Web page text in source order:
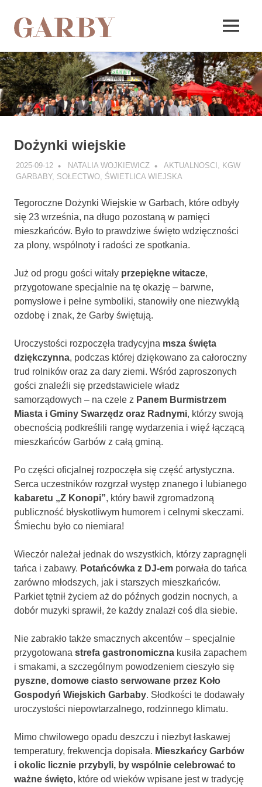
Skip
to
content
MENU
Dożynki wiejskie
2025-09-12 NATALIA WOJKIEWICZ AKTUALNOSCI
KGW
GARBABY, SOŁECTWO, ŚWIETLICA WIEJSKA
Tegoroczne Dożynki Wiejskie w Garbach, które odbyły
się 23 września, na długo pozostaną w pamięci
mieszkańców. Było to prawdziwe święto wdzięczności
za plony, wspólnoty i radości ze spotkania.
Już od progu gości witały przepiękne witacze,
przygotowane specjalnie na tę okazję – barwne,
pomysłowe i pełne symboliki, stanowiły one niezwykłą
ozdobę i znak, że Garby świętują.
Uroczystości rozpoczęła tradycyjna msza święta
dziękczynna, podczas której dziękowano za całoroczny
trud rolników oraz za dary ziemi. Wśród zaproszonych
gości znaleźli się przedstawiciele władz
samorządowych – na czele z Panem Burmistrzem
Miasta i Gminy Swarzędz oraz Radnymi, którzy swoją
obecnością podkreślili rangę wydarzenia i więź łączącą
mieszkańców Garbów z całą gminą.
Po części oficjalnej rozpoczęła się część artystyczna.
Serca uczestników rozgrzał występ znanego i lubianego
kabaretu „Z Konopi”, który bawił zgromadzoną
publiczność błyskotliwym humorem i celnymi skeczami.
Śmiechu było co niemiara!
Wieczór należał jednak do wszystkich, którzy zapragnęli
tańca i zabawy. Potańcówka z DJ-em porwała do tańca
zarówno młodszych, jak i starszych mieszkańców.
Parkiet tętnił życiem aż do późnych godzin nocnych, a
dobór muzyki sprawił, że każdy znalazł coś dla siebie.
Nie zabrakło także smacznych akcentów – specjalnie
przygotowana strefa gastronomiczna kusiła zapachem
i smakami, a szczególnym powodzeniem cieszyło się
pyszne, domowe ciasto serwowane przez Koło
Gospodyń Wiejskich Garbaby. Słodkości te dodawały
uroczystości niepowtarzalnego, rodzinnego klimatu.
Mimo chwilowego opadu deszczu i niezbyt łaskawej
temperatury, frekwencja dopisała. Mieszkańcy Garbów
i okolic licznie przybyli, by wspólnie celebrować to
ważne święto, które od wieków wpisane jest w tradycję